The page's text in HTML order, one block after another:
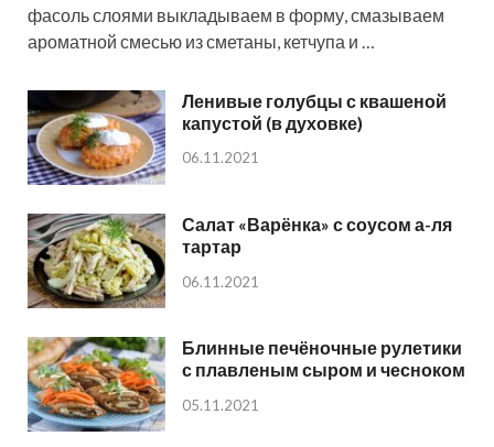
фасоль слоями выкладываем в форму, смазываем
ароматной смесью из сметаны, кетчупа и …
Ленивые голубцы с квашеной
капустой (в духовке)
06.11.2021
Салат «Варёнка» с соусом а-ля
тартар
06.11.2021
Блинные печёночные рулетики
с плавленым сыром и чесноком
05.11.2021